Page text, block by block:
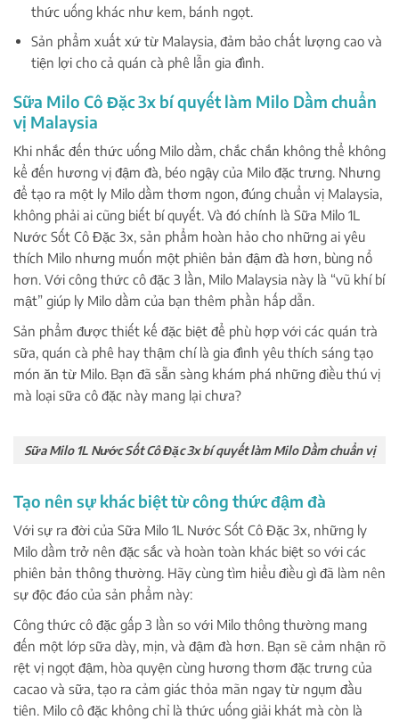
thức uống khác như kem, bánh ngọt.
Sản phẩm xuất xứ từ Malaysia, đảm bảo chất lượng cao và
tiện lợi cho cả quán cà phê lẫn gia đình.
Sữa Milo Cô Đặc 3x bí quyết làm Milo Dầm chuẩn
vị Malaysia
Khi nhắc đến thức uống Milo dầm, chắc chắn không thể không
kể đến hương vị đậm đà, béo ngậy của Milo đặc trưng. Nhưng
để tạo ra một ly Milo dầm thơm ngon, đúng chuẩn vị Malaysia,
không phải ai cũng biết bí quyết. Và đó chính là Sữa Milo 1L
Nước Sốt Cô Đặc 3x, sản phẩm hoàn hảo cho những ai yêu
thích Milo nhưng muốn một phiên bản đậm đà hơn, bùng nổ
hơn. Với công thức cô đặc 3 lần, Milo Malaysia này là “vũ khí bí
mật” giúp ly Milo dầm của bạn thêm phần hấp dẫn.
Sản phẩm được thiết kế đặc biệt để phù hợp với các quán trà
sữa, quán cà phê hay thậm chí là gia đình yêu thích sáng tạo
món ăn từ Milo. Bạn đã sẵn sàng khám phá những điều thú vị
mà loại sữa cô đặc này mang lại chưa?
Sữa Milo 1L Nước Sốt Cô Đặc 3x bí quyết làm Milo Dầm chuẩn vị
Tạo nên sự khác biệt từ công thức đậm đà
Với sự ra đời của Sữa Milo 1L Nước Sốt Cô Đặc 3x, những ly
Milo dầm trở nên đặc sắc và hoàn toàn khác biệt so với các
phiên bản thông thường. Hãy cùng tìm hiểu điều gì đã làm nên
sự độc đáo của sản phẩm này:
Công thức cô đặc gấp 3 lần so với Milo thông thường mang
đến một lớp sữa dày, mịn, và đậm đà hơn. Bạn sẽ cảm nhận rõ
rệt vị ngọt đậm, hòa quyện cùng hương thơm đặc trưng của
cacao và sữa, tạo ra cảm giác thỏa mãn ngay từ ngụm đầu
tiên. Milo cô đặc không chỉ là thức uống giải khát mà còn là